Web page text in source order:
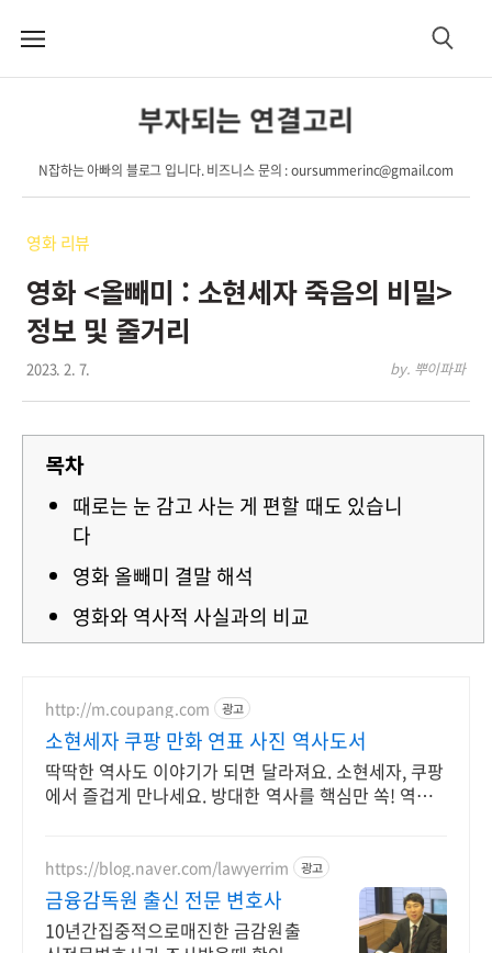
메
검
부자되는 연결고리
N잡하는 아빠의 블로그 입니다. 비즈니스 문의 : oursummerinc@gmail.com
영화 리뷰
영화 <올빼미 : 소현세자 죽음의 비밀>
정보 및 줄거리
2023. 2. 7. by. 뿌이파파
목차
때로는 눈 감고 사는 게 편할 때도 있습니
다
영화 올빼미 결말 해석
영화와 역사적 사실과의 비교
http://m.coupang.com 광고
소현세자 쿠팡 만화 연표 사진 역사도서
딱딱한 역사도 이야기가 되면 달라져요. 소현세자, 쿠팡
에서 즐겁게 만나세요. 방대한 역사를 핵심만 쏙! 역사
https://blog.naver.com/lawyerrim 광고
금융감독원 출신 전문 변호사
10년간집중적으로매진한 금감원출